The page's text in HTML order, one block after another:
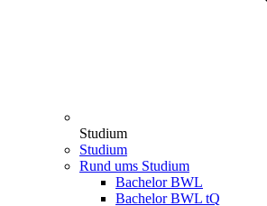
Studium
Studium
Rund ums Studium
Bachelor BWL
Bachelor BWL tQ